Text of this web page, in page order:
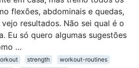
flexões, abdominais e quedas,
vejo resultados. Não sei qual é o
Eu só quero algumas sugestões
…
strength
workout-routines